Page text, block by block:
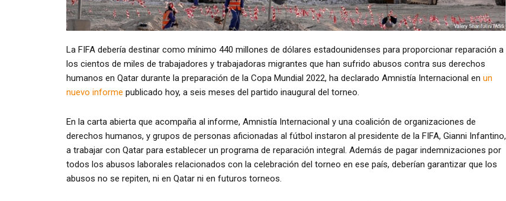
La FIFA debería destinar como mínimo 440 millones de dólares estadounidenses para proporcionar reparación a
los cientos de miles de trabajadores y trabajadoras migrantes que han sufrido abusos contra sus derechos
humanos en Qatar durante la preparación de la Copa Mundial 2022, ha declarado Amnistía Internacional en un
nuevo informe publicado hoy, a seis meses del partido inaugural del torneo.
En la carta abierta que acompaña al informe, Amnistía Internacional y una coalición de organizaciones de
derechos humanos, y grupos de personas aficionadas al fútbol instaron al presidente de la FIFA, Gianni Infantino,
a trabajar con Qatar para establecer un programa de reparación integral. Además de pagar indemnizaciones por
todos los abusos laborales relacionados con la celebración del torneo en ese país, deberían garantizar que los
abusos no se repiten, ni en Qatar ni en futuros torneos.